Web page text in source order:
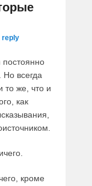
reply
всегда
то же, что и
как
кроме